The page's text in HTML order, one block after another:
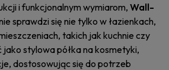
i funkcjonalnym wymiarom, Wall-
sprawdzi się nie tylko w łazienkach,
takich jak kuchnie czy
jako stylowa półka na kosmetyki,
dostosowując się do potrzeb